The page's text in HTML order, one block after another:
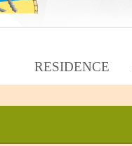
RESIDENCE